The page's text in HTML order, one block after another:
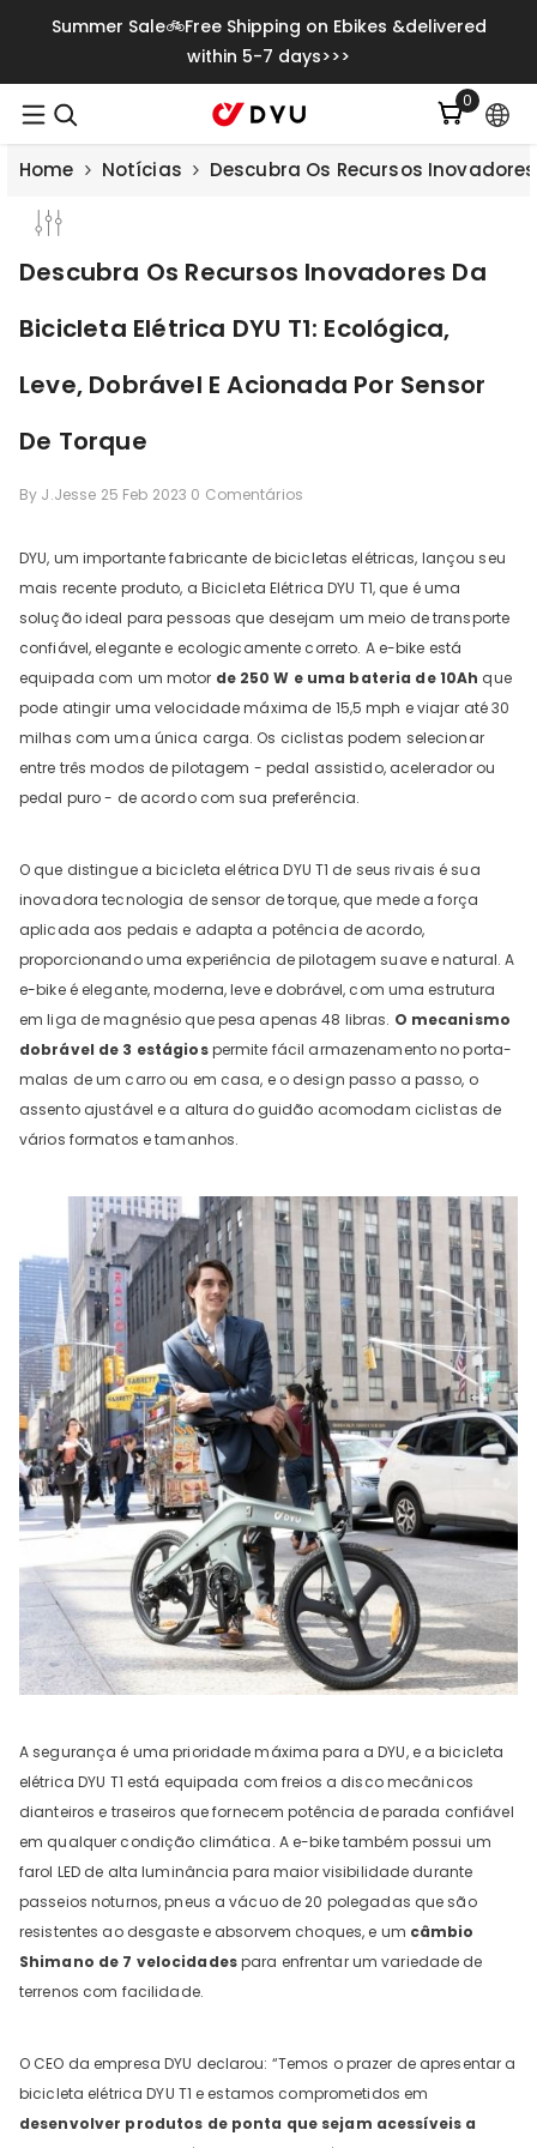
Saltar Para O Conteúdo
Summer Sale🚲Free Shipping on Ebikes &delivered
within 5-7 days>>>
00
itens
Home Notícias Descubra Os Recursos
Save €500.00
DYU C9 20 Inch Long-Range
€899.00 €1,399.00
ADICIONAR AO CARRINHO
Descubra Os Recursos Inovadores Da
Bicicleta Elétrica DYU T1: Ecológica,
Leve, Dobrável E Acionada Por Sensor
De Torque
By J.Jesse 25 Feb 2023 0 Comentários
DYU, um importante fabricante de bicicletas elétricas, lançou seu
mais recente produto, a Bicicleta Elétrica DYU T1, que é uma
solução ideal para pessoas que desejam um meio de transporte
confiável, elegante e ecologicamente correto. A e-bike está
equipada com um motor de 250 W e uma bateria de 10Ah que
pode atingir uma velocidade máxima de 15,5 mph e viajar até 30
milhas com uma única carga. Os ciclistas podem selecionar
entre três modos de pilotagem - pedal assistido, acelerador ou
pedal puro - de acordo com sua preferência.
O que distingue a bicicleta elétrica DYU T1 de seus rivais é sua
inovadora tecnologia de sensor de torque, que mede a força
aplicada aos pedais e adapta a potência de acordo,
proporcionando uma experiência de pilotagem suave e natural. A
e-bike é elegante, moderna, leve e dobrável, com uma estrutura
em liga de magnésio que pesa apenas 48 libras. O mecanismo
dobrável de 3 estágiospermite fácil armazenamento no porta-
malas de um carro ou em casa, e o design passo a passo, o
assento ajustável e a altura do guidão acomodam ciclistas de
vários formatos e tamanhos.
A segurança é uma prioridade máxima para a DYU, e a bicicleta
elétrica DYU T1 está equipada com freios a disco mecânicos
dianteiros e traseiros que fornecem potência de parada confiável
em qualquer condição climática. A e-bike também possui um
farol LED de alta luminância para maior visibilidade durante
passeios noturnos, pneus a vácuo de 20 polegadas que são
resistentes ao desgaste e absorvem choques, e um câmbio
Shimano de 7 velocidadespara enfrentar um variedade de
terrenos com facilidade.
O CEO da empresa DYU declarou: “Temos o prazer de apresentar a
bicicleta elétrica DYU T1 e estamos comprometidos em
desenvolver produtos de ponta que sejam acessíveis a